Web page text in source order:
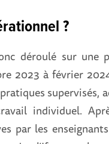
?
déroulé sur une
2023 à février
supervisés,
individuel.
par les